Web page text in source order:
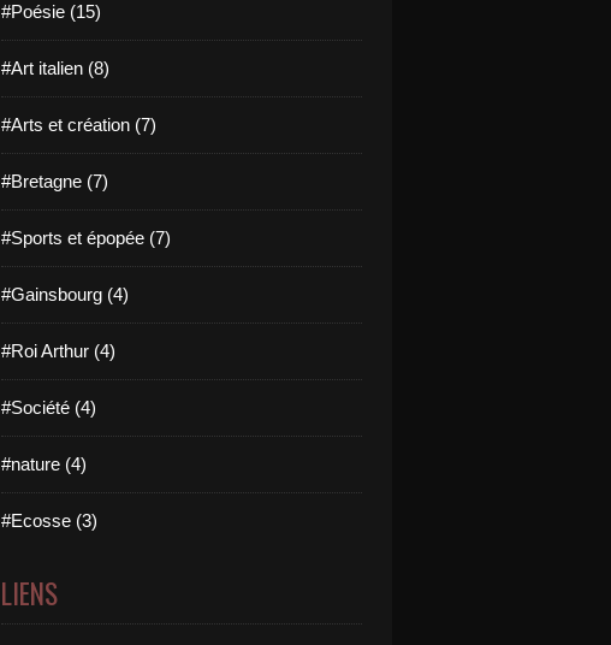
#Poésie (15)
#Art italien (8)
#Arts et création (7)
#Bretagne (7)
#Sports et épopée (7)
#Gainsbourg (4)
#Roi Arthur (4)
#Société (4)
#nature (4)
#Ecosse (3)
LIENS